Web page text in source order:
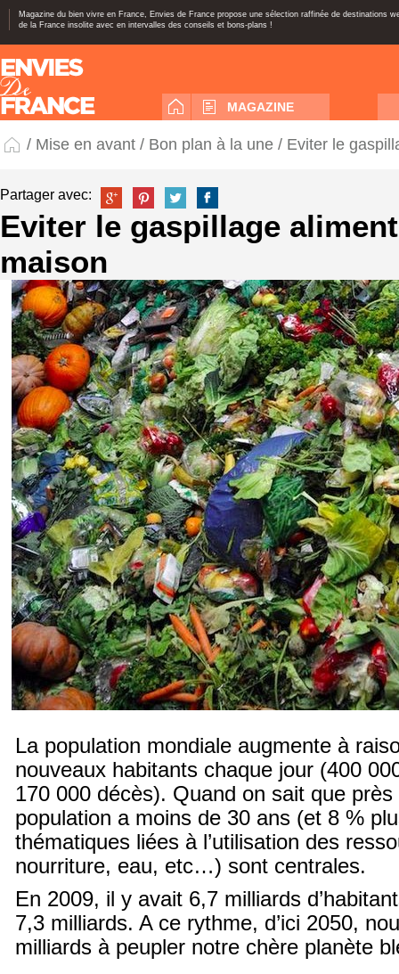
Magazine du bien vivre en France, Envies de France propose une sélection raffinée de destinations
de la France insolite avec en intervalles des conseils et bons-plans !
MAGAZINE
/ Mise en avant / Bon plan à la une / Eviter le
Partager avec:
Eviter le gaspillage
maison
La population mondiale augmente à
nouveaux habitants chaque jour (400
170 000 décès). Quand on sait que
population a moins de 30 ans (et 8 %
thématiques liées à l’utilisation des
nourriture, eau, etc…) sont centrales.
En 2009, il y avait 6,7 milliards
7,3 milliards. A ce rythme, d’ici 2050,
milliards à peupler notre chère planète